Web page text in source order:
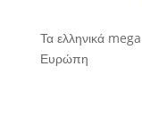
Τα ελληνικά
Ευρώπη